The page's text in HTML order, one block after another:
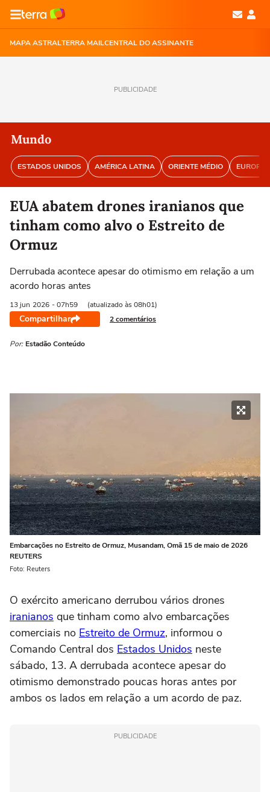
MAPA ASTRALTERRA MAILCENTRAL DO ASSINANTE
PUBLICIDADE
Mundo
ESTADOS UNIDOS AMÉRICA LATINA ORIENTE MÉDIO EUROPA
EUA abatem drones iranianos que
tinham como alvo o Estreito de
Ormuz
Derrubada acontece apesar do otimismo em relação a um
acordo horas antes
13 jun 2026 - 07h59 (atualizado às 08h01)
Compartilhar 2 comentários
Por: Estadão Conteúdo
Embarcações no Estreito de Ormuz, Musandam, Omã 15 de maio de 2026
REUTERS
Foto: Reuters
O exército americano derrubou vários drones
iranianos que tinham como alvo embarcações
comerciais no Estreito de Ormuz, informou o
Comando Central dos Estados Unidos neste
sábado, 13. A derrubada acontece apesar do
otimismo demonstrado poucas horas antes por
ambos os lados em relação a um acordo de paz.
PUBLICIDADE